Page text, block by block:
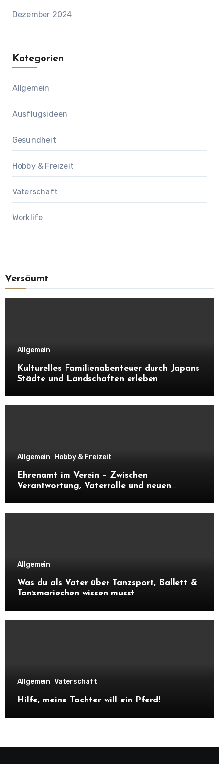
Dezember 2024
Kategorien
Allgemein
Ausflugsideen
Gesundheit
Hobby & Freizeit
Vaterschaft
Worklife
Versäumt
Allgemein
Kulturelles Familienabenteuer durch Japans
Städte und Landschaften erleben
Allgemein Hobby & Freizeit
Ehrenamt im Verein – Zwischen
Verantwortung, Vaterrolle und neuen
Allgemein
Was du als Vater über Tanzsport, Ballett &
Tanzmariechen wissen musst
Allgemein Vaterschaft
Hilfe, meine Tochter will ein Pferd!